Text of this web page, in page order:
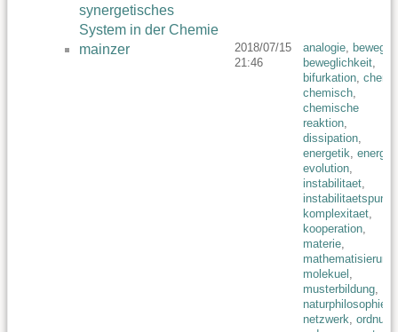
synergetisches
System in der Chemie
mainzer
2018/07/15
21:46
analogie,
beweglichkeit,
bifurkation,
chemisch,
chemische
reaktion,
dissipation,
energetik, energie
evolution,
instabilitaet,
instabilitaetspunkt
komplexitaet,
kooperation,
materie,
mathematisierung
molekuel ,
musterbildung,
naturphilosophie
netzwerk, ordnung